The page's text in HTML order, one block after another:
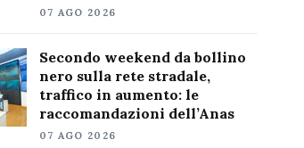
07 AGO 2026
Secondo weekend da bollino
nero sulla rete stradale,
traffico in aumento: le
raccomandazioni dell’Anas
07 AGO 2026